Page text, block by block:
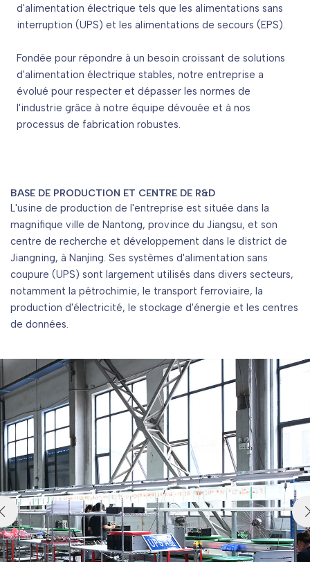
d'alimentation électrique tels que les alimentations sans
interruption (UPS) et les alimentations de secours (EPS).
Fondée pour répondre à un besoin croissant de solutions
d'alimentation électrique stables, notre entreprise a
évolué pour respecter et dépasser les normes de
l'industrie grâce à notre équipe dévouée et à nos
processus de fabrication robustes.
BASE DE PRODUCTION ET CENTRE DE R&D
L'usine de production de l'entreprise est située dans la
magnifique ville de Nantong, province du Jiangsu, et son
centre de recherche et développement dans le district de
Jiangning, à Nanjing. Ses systèmes d'alimentation sans
coupure (UPS) sont largement utilisés dans divers secteurs,
notamment la pétrochimie, le transport ferroviaire, la
production d'électricité, le stockage d'énergie et les centres
de données.